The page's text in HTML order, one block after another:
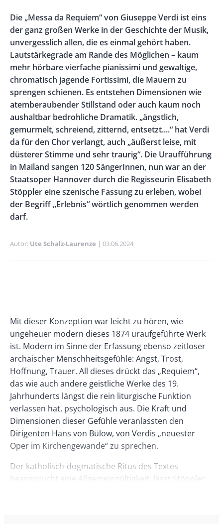
Vorspann
/
Teaser
Die „Messa da Requiem“ von Giuseppe Verdi ist eins
der ganz großen Werke in der Geschichte der Musik,
unvergesslich allen, die es einmal gehört haben.
Lautstärkegrade am Rande des Möglichen – kaum
mehr hörbare vierfache pianissimi und gewaltige,
chromatisch jagende Fortissimi, die Mauern zu
sprengen schienen. Es entstehen Dimensionen wie
atemberaubender Stillstand oder auch kaum noch
aushaltbar bedrohliche Dramatik. „ängstlich,
gemurmelt, schreiend, zitternd, entsetzt....“ hat Verdi
da für den Chor verlangt, auch „äußerst leise, mit
düsterer Stimme und sehr traurig“. Die Uraufführung
in Mailand sangen 120 SängerInnen, nun war an der
Staatsoper Hannover durch die Regisseurin Elisabeth
Stöppler eine szenische Fassung zu erleben, wobei
der Begriff „Erlebnis“ wörtlich genommen werden
darf.
Autor Ute Schalz-Laurenze Publikationsdatum
03.06.2024
Right
Paragraphs
Text
Mit dieser Konzeption war leicht zu hören, wie
ungeheuer modern dieses 1874 uraufgeführte Werk
ist. Modern im Sinne der Erfassung ebenso zeitloser
archaischer Menschheitsgefühle: Angst, Trost,
Hoffnung, Trauer. All dieses drückt das „Requiem“,
das wie auch andere geistliche Werke des 19.
Jahrhunderts längst die rein liturgische Funktion
verlassen hat, psychologisch aus. Die Kraft und
Dimensionen dieser Gefühle veranlassten den
Dirigenten Hans von Bülow, von Verdis „neuester
Oper im Kirchengewande“ zu sprechen.
Der katholisch-dogmatische Ritus des Textes
beansprucht eine Allgemeingültigkeit, lässt Stöppler